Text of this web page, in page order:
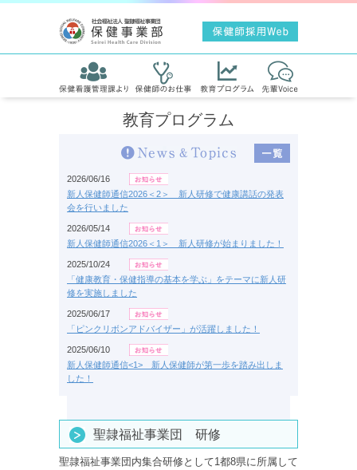
教育プログラム
2026/06/16
新人保健師通信2026＜2＞ 新人研修で健康講話の発表
会を行いました
2026/05/14
新人保健師通信2026＜1＞ 新人研修が始まりました！
2025/10/24
「健康教育・保健指導の基本を学ぶ」をテーマに新人研
修を実施しました
2025/06/17
「ピンクリボンアドバイザー」が活躍しました！
2025/06/10
新人保健師通信<1> 新人保健師が第一歩を踏み出しま
した！
聖隷福祉事業団 研修
聖隷福祉事業団内集合研修として1都8県に所属して